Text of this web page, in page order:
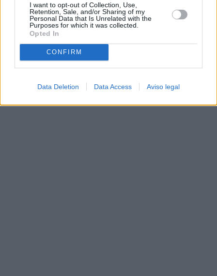
I want to opt-out of Collection, Use,
Retention, Sale, and/or Sharing of my
Personal Data that Is Unrelated with the
Purposes for which it was collected.
Opted In
CONFIRM
Data Deletion Data Access Aviso legal